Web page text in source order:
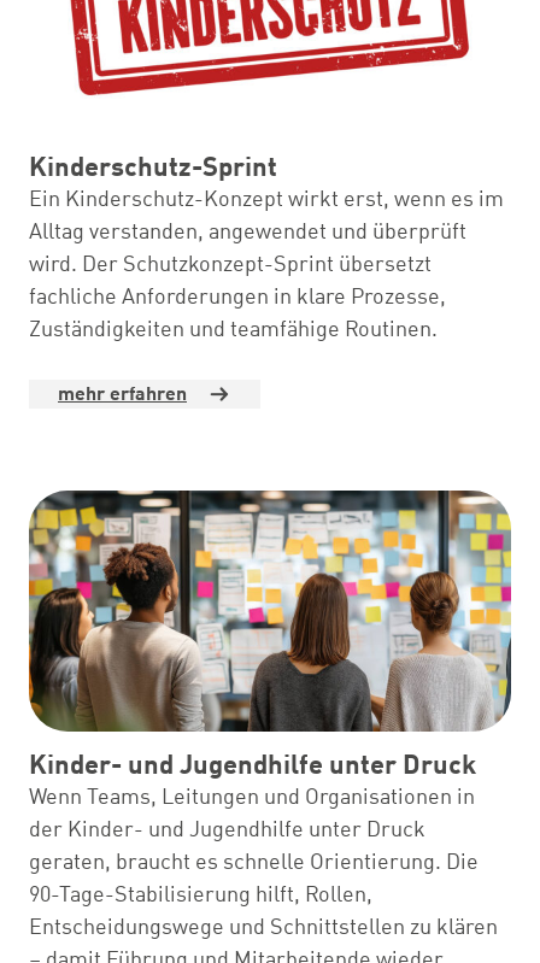
Kinderschutz-Sprint
Ein Kinderschutz-Konzept wirkt erst, wenn es im
Alltag verstanden, angewendet und überprüft
wird. Der Schutzkonzept-Sprint übersetzt
fachliche Anforderungen in klare Prozesse,
Zuständigkeiten und teamfähige Routinen.
mehr erfahren
Kinder- und Jugendhilfe unter Druck
Wenn Teams, Leitungen und Organisationen in
der Kinder- und Jugendhilfe unter Druck
geraten, braucht es schnelle Orientierung. Die
90-Tage-Stabilisierung hilft, Rollen,
Entscheidungswege und Schnittstellen zu klären